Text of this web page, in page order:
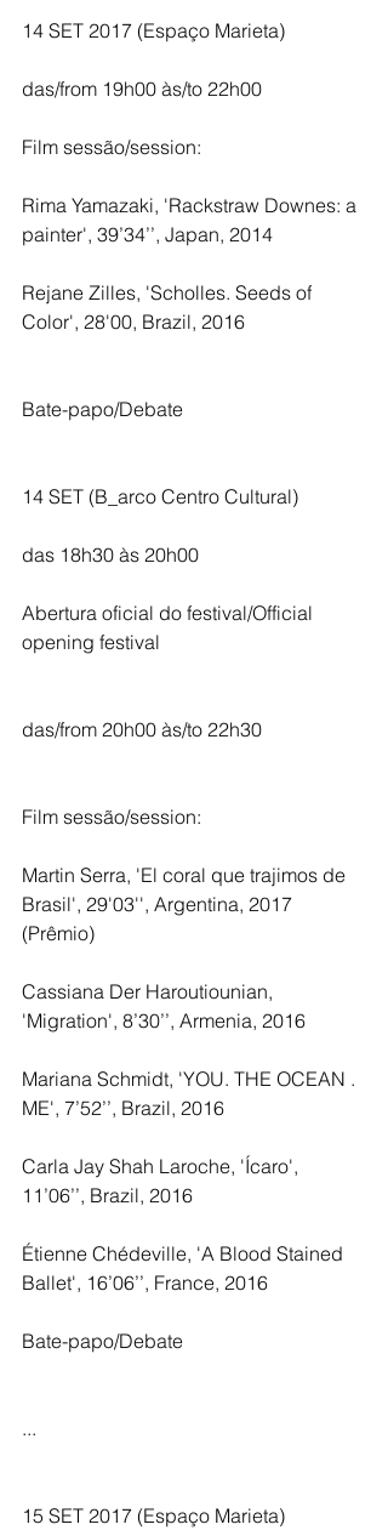
14 SET 2017 (Espaço Marieta)
das/from 19h00 às/to 22h00
Film sessão/session:
Rima Yamazaki, 'Rackstraw Downes: a
painter', 39’34’’, Japan, 2014
Rejane Zilles, 'Scholles. Seeds of
Color', 28'00, Brazil, 2016
Bate-papo/Debate
14 SET (B_arco Centro Cultural)
das 18h30 às 20h00
Abertura oficial do festival/Official
opening festival
das/from 20h00 às/to 22h30
Film sessão/session:
Martin Serra, 'El coral que trajimos de
Brasil', 29'03'', Argentina, 2017
(Prêmio)
Cassiana Der Haroutiounian,
'Migration', 8’30’’, Armenia, 2016
Mariana Schmidt, 'YOU. THE OCEAN .
ME', 7’52’’, Brazil, 2016
Carla Jay Shah Laroche, 'Ícaro',
11’06’’, Brazil, 2016
Étienne Chédeville, 'A Blood Stained
Ballet', 16’06’’, France, 2016
Bate-papo/Debate
...
15 SET 2017 (Espaço Marieta)